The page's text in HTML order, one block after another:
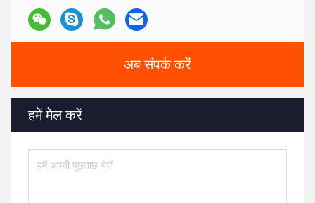
अब संपर्क करें
हमें मेल करें